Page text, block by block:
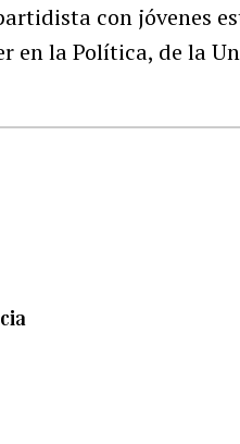
con jóvenes
en la Política, de la